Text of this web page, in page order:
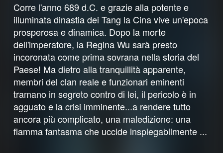
Corre l'anno 689 d.C. e grazie alla potente e
illuminata dinastia dei Tang la Cina vive un'epoca
prosperosa e dinamica. Dopo la morte
dell'imperatore, la Regina Wu sarà presto
incoronata come prima sovrana nella storia del
Paese! Ma dietro alla tranquillità apparente,
membri del clan reale e funzionari eminenti
tramano in segreto contro di lei, il pericolo è in
agguato e la crisi imminente...a rendere tutto
ancora più complicato, una maledizione: una
fiamma fantasma che uccide inspiegabilmente ...